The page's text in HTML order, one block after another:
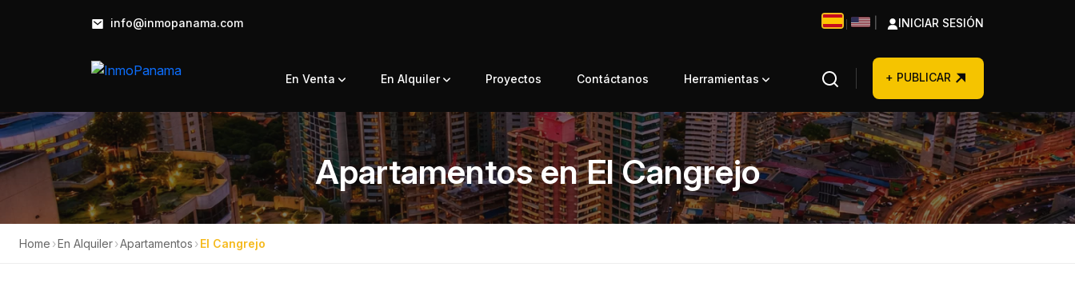
info@inmopanama.com INICIAR SESIÓN
En Venta En Alquiler Proyectos Contáctanos Herramientas + PUBLICAR
Apartamentos en El Cangrejo
Home ›En Alquiler›Apartamentos ›El Cangrejo